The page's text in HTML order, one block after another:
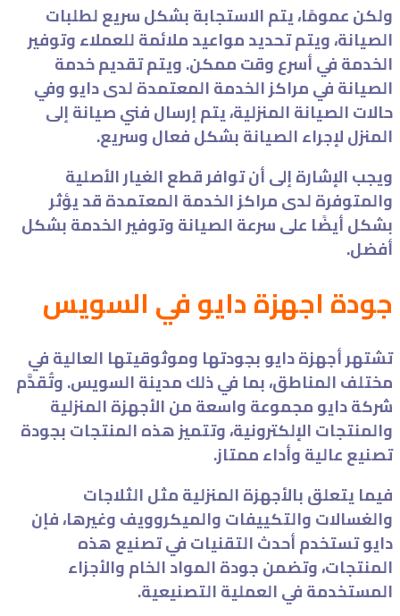
ولكن عمومًا، يتم الاستجابة بشكل سريع لطلبات
الصيانة، ويتم تحديد مواعيد ملائمة للعملاء وتوفير
الخدمة في أسرع وقت ممكن. ويتم تقديم خدمة
الصيانة في مراكز الخدمة المعتمدة لدى دايو وفي
حالات الصيانة المنزلية، يتم إرسال فني صيانة إلى
المنزل لإجراء الصيانة بشكل فعال وسريع.
ويجب الإشارة إلى أن توافر قطع الغيار الأصلية
والمتوفرة لدى مراكز الخدمة المعتمدة قد يؤثر
بشكل أيضًا على سرعة الصيانة وتوفير الخدمة بشكل
أفضل.
جودة اجهزة دايو في السويس
تشتهر أجهزة دايو بجودتها وموثوقيتها العالية في
مختلف المناطق، بما في ذلك مدينة السويس. وتُقدَّم
شركة دايو مجموعة واسعة من الأجهزة المنزلية
والمنتجات الإلكترونية، وتتميز هذه المنتجات بجودة
تصنيع عالية وأداء ممتاز.
فيما يتعلق بالأجهزة المنزلية مثل الثلاجات
والغسالات والتكييفات والميكروويف وغيرها، فإن
دايو تستخدم أحدث التقنيات في تصنيع هذه
المنتجات، وتضمن جودة المواد الخام والأجزاء
المستخدمة في العملية التصنيعية.